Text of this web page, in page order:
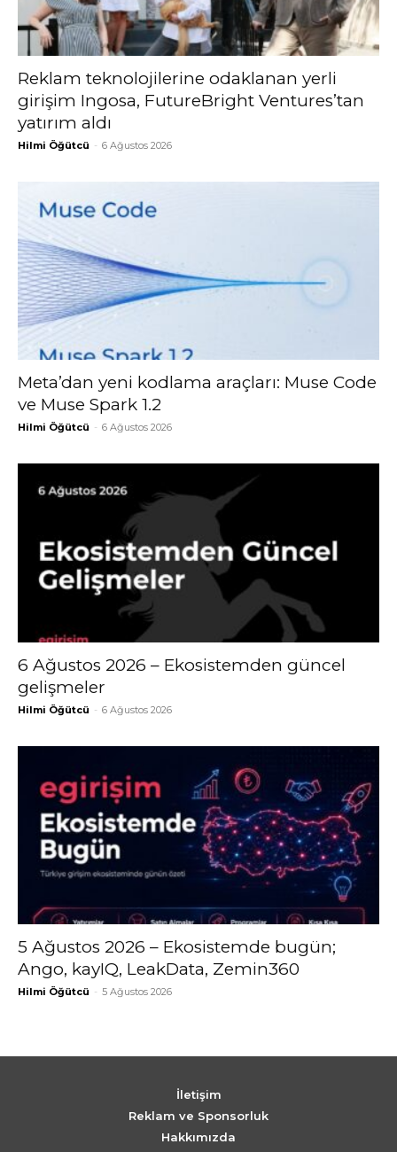
Reklam teknolojilerine odaklanan yerli
girişim Ingosa, FutureBright Ventures’tan
yatırım aldı
Hilmi Öğütcü - 6 Ağustos 2026
Meta’dan yeni kodlama araçları: Muse Code
ve Muse Spark 1.2
Hilmi Öğütcü - 6 Ağustos 2026
6 Ağustos 2026 – Ekosistemden güncel
gelişmeler
Hilmi Öğütcü - 6 Ağustos 2026
5 Ağustos 2026 – Ekosistemde bugün;
Ango, kayIQ, LeakData, Zemin360
Hilmi Öğütcü - 5 Ağustos 2026
İletişim
Reklam ve Sponsorluk
Hakkımızda